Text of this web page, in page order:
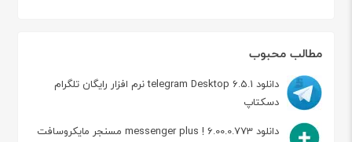
مطالب محبوب
دانلود telegram Desktop 6.5.1 نرم افزار رایگان تلگرام
دسکتاپ
دانلود messenger plus ! 6.00.0.773 مسنجر مایکروسافت